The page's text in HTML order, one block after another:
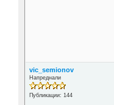
vic_semionov
Напреднали
Публикации: 144